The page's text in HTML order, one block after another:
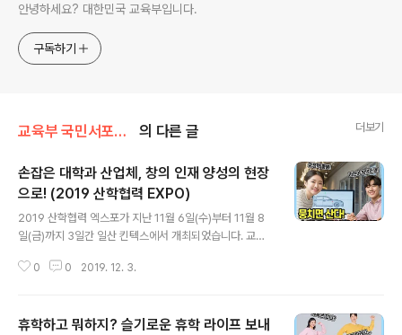
안녕하세요? 대한민국 교육부입니다.
구독하기
교육부 국민서포터즈 의 다른 글 더보기
손잡은 대학과 산업체, 창의 인재 양성의 현장
으로! (2019 산학협력 EXPO)
2019 산학협력 엑스포가 지난 11월 6일(수)부터 11월 8
일(금)까지 3일간 일산 킨텍스에서 개최되었습니다. 교육
벌써 12번째를 맞이했습니다. 2019년의 주제는 “한계를
되었습니다. 특히, 많은 산업계와 학계 전문가들의 참여로,
0 0 2019. 12. 3.
휴학하고 뭐하지? 슬기로운 휴학 라이프 보내